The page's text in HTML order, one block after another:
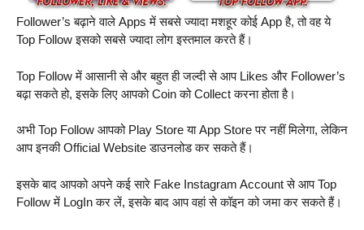
Follower’s बढ़ाने वाले Apps में सबसे ज्यादा मशहूर कोई App है, तो वह ये
Top Follow इसको सबसे ज्यादा लोग इस्तमाल करते हैं।
Top Follow में आसानी से और बहुत ही जल्दी से आप Likes और Follower’s
बढ़ा सकते हो, इसके लिए आपको Coin को Collect करना होता है।
अभी Top Follow आपको Play Store या App Store पर नहीं मिलेगा, लेकिन
आप इनकी Official Website डाउनलोड कर सकते हैं।
इसके बाद आपको अपने कई सारे Fake Instagram Account से आप Top
Follow में LogIn कर लें, इसके बाद आप वहां से कॉइन को जमा कर सकते हैं।